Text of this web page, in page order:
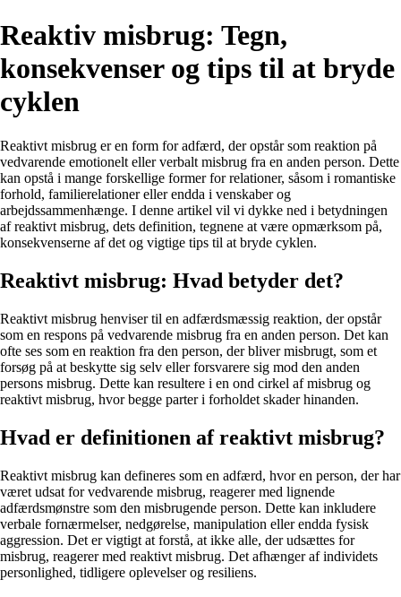
Reaktiv misbrug: Tegn,
konsekvenser og tips til at bryde
cyklen
Reaktivt misbrug er en form for adfærd, der opstår som reaktion på
vedvarende emotionelt eller verbalt misbrug fra en anden person. Dette
kan opstå i mange forskellige former for relationer, såsom i romantiske
forhold, familierelationer eller endda i venskaber og
arbejdssammenhænge. I denne artikel vil vi dykke ned i betydningen
af reaktivt misbrug, dets definition, tegnene at være opmærksom på,
konsekvenserne af det og vigtige tips til at bryde cyklen.
Reaktivt misbrug: Hvad betyder det?
Reaktivt misbrug henviser til en adfærdsmæssig reaktion, der opstår
som en respons på vedvarende misbrug fra en anden person. Det kan
ofte ses som en reaktion fra den person, der bliver misbrugt, som et
forsøg på at beskytte sig selv eller forsvarere sig mod den anden
persons misbrug. Dette kan resultere i en ond cirkel af misbrug og
reaktivt misbrug, hvor begge parter i forholdet skader hinanden.
Hvad er definitionen af reaktivt misbrug?
Reaktivt misbrug kan defineres som en adfærd, hvor en person, der har
været udsat for vedvarende misbrug, reagerer med lignende
adfærdsmønstre som den misbrugende person. Dette kan inkludere
verbale fornærmelser, nedgørelse, manipulation eller endda fysisk
aggression. Det er vigtigt at forstå, at ikke alle, der udsættes for
misbrug, reagerer med reaktivt misbrug. Det afhænger af individets
personlighed, tidligere oplevelser og resiliens.